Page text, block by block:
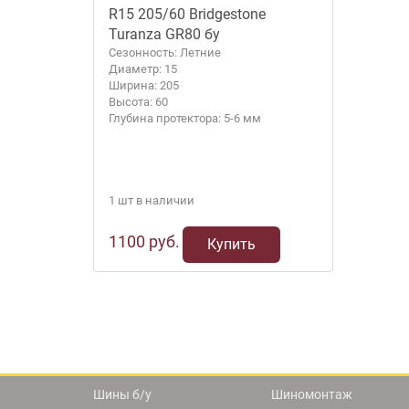
R15 205/60 Bridgestone
Turanza GR80 бу
Сезонность: Летние
Диаметр: 15
Ширина: 205
Высота: 60
Глубина протектора: 5-6 мм
1 шт в наличии
1100 руб. Купить
Шины б/у Шиномонтаж